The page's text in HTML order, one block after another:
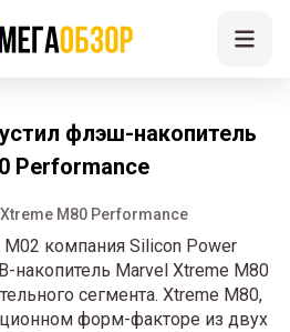
флэш-накопитель
Performance
M80 Performance
компания Silicon Power
накопитель Marvel Xtreme M80
сегмента. Xtreme M80,
форм-факторе из двух